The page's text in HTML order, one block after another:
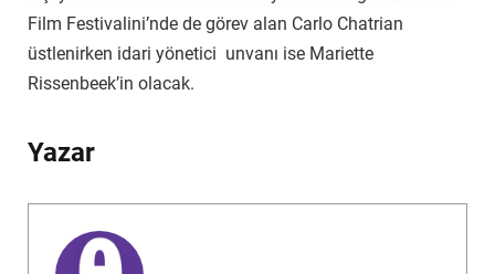
Film Festivalini’nde de görev alan Carlo Chatrian
üstlenirken idari yönetici unvanı ise Mariette
Rissenbeek’in olacak.
Yazar